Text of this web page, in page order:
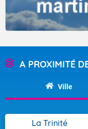
A PROXIMITÉ
Ville
La Trinité